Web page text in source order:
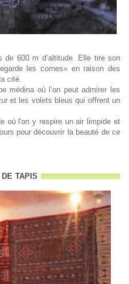
600 m d’altitude. Elle tire son
les cornes» en raison des
cité.
médina où l’on peut admirer les
et les volets bleus qui offrent un
où l'on y respire un air limpide et
pour découvrir la beauté de ce
tapis